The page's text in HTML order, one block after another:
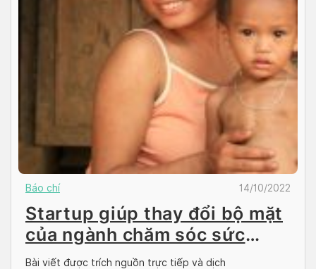
Báo chí 14/10/2022
Startup giúp thay đổi bộ mặt
của ngành chăm sóc sức
khỏe tại Việt Nam
Bài viết được trích nguồn trực tiếp và dịch